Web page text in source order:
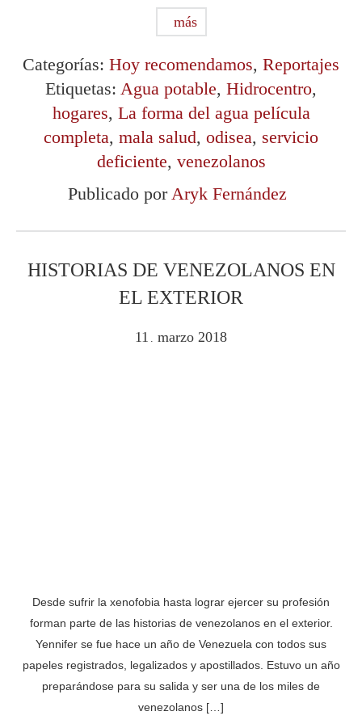
más
Categorías: Hoy recomendamos, Reportajes
Etiquetas: Agua potable, Hidrocentro,
hogares, La forma del agua película
completa, mala salud, odisea, servicio
deficiente, venezolanos
Publicado porAryk Fernández
HISTORIAS DE VENEZOLANOS EN
EL EXTERIOR
11 . marzo 2018
Desde sufrir la xenofobia hasta lograr ejercer su profesión
forman parte de las historias de venezolanos en el exterior.
Yennifer se fue hace un año de Venezuela con todos sus
papeles registrados, legalizados y apostillados. Estuvo un año
preparándose para su salida y ser una de los miles de
venezolanos […]